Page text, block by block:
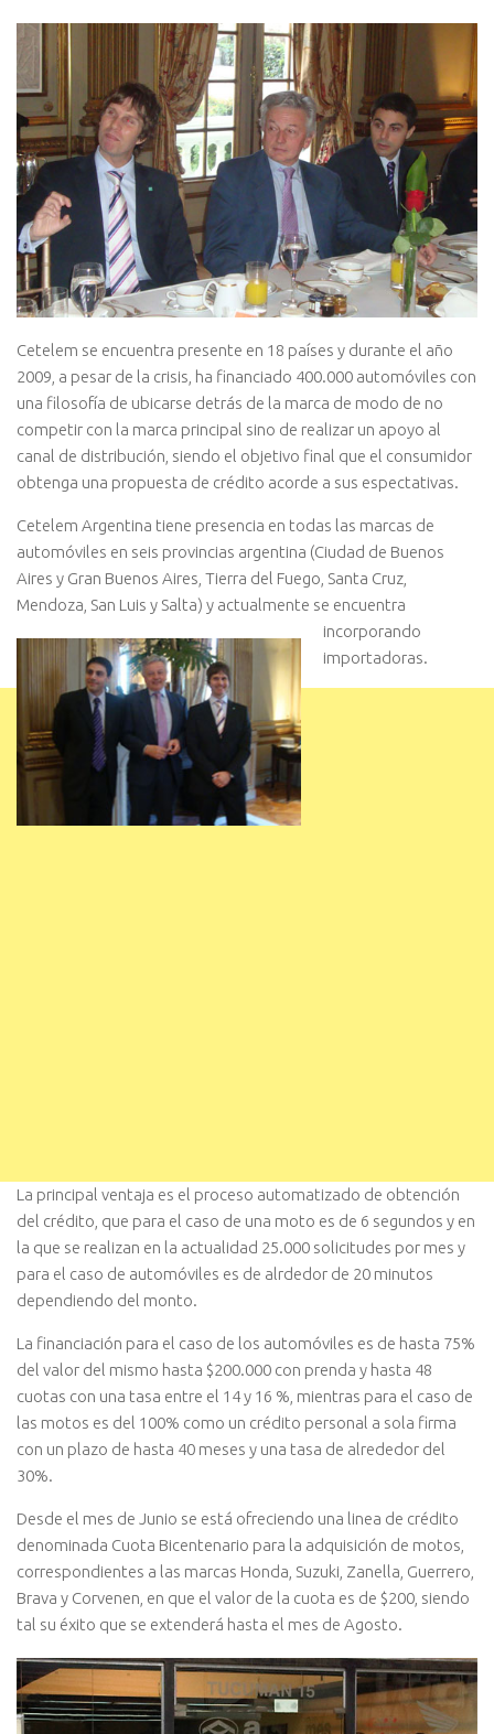
Cetelem se encuentra presente en 18 países y durante el año
2009, a pesar de la crisis, ha financiado 400.000 automóviles con
una filosofía de ubicarse detrás de la marca de modo de no
competir con la marca principal sino de realizar un apoyo al
canal de distribución, siendo el objetivo final que el consumidor
obtenga una propuesta de crédito acorde a sus espectativas.
Cetelem Argentina tiene presencia en todas las marcas de
automóviles en seis provincias argentina (Ciudad de Buenos
Aires y Gran Buenos Aires, Tierra del Fuego, Santa Cruz,
Mendoza, San Luis y Salta) y actualmente se encuentra
incorporando
importadoras.
La principal ventaja es el proceso automatizado de obtención
del crédito, que para el caso de una moto es de 6 segundos y en
la que se realizan en la actualidad 25.000 solicitudes por mes y
para el caso de automóviles es de alrdedor de 20 minutos
dependiendo del monto.
La financiación para el caso de los automóviles es de hasta 75%
del valor del mismo hasta $200.000 con prenda y hasta 48
cuotas con una tasa entre el 14 y 16 %, mientras para el caso de
las motos es del 100% como un crédito personal a sola firma
con un plazo de hasta 40 meses y una tasa de alrededor del
30%.
Desde el mes de Junio se está ofreciendo una linea de crédito
denominada Cuota Bicentenario para la adquisición de motos,
correspondientes a las marcas Honda, Suzuki, Zanella, Guerrero,
Brava y Corvenen, en que el valor de la cuota es de $200, siendo
tal su éxito que se extenderá hasta el mes de Agosto.